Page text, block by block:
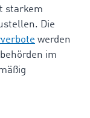
starkem
Die
werden
im